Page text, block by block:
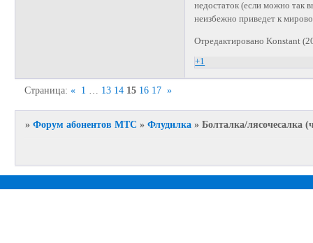
недостаток (если можно так
неизбежно приведет к
Отредактировано Konstant
+1
Страница:« 1 13 14 15 16 17 »
»Форум абонентов МТС »Флудилка »Болталка/лясочесалка